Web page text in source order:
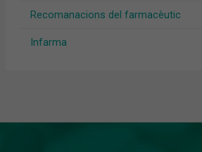
Recomanacions del farmacèutic
Infarma